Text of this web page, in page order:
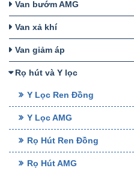
Van bướm AMG
Van xả khí
Van giảm áp
Rọ hút và Y lọc
Y Lọc Ren Đồng
Y Lọc AMG
Rọ Hút Ren Đồng
Rọ Hút AMG